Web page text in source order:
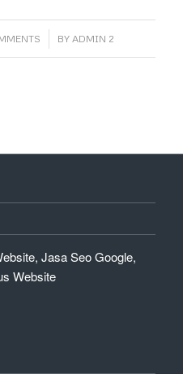
BY ADMIN 2
Jasa Seo Google,
Website